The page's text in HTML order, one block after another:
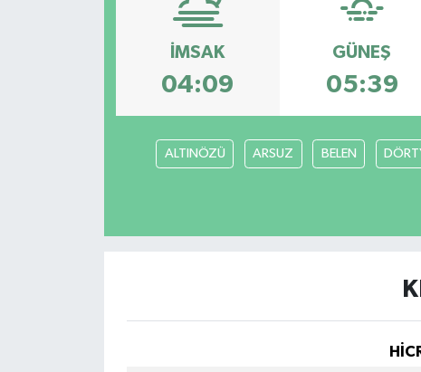
İMSAK
04:09
GÜNEŞ
05:39
ALTINÖZÜ ARSUZ BELEN